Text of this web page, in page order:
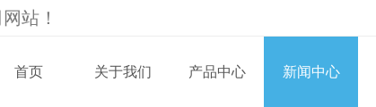
网站！
首页 关于我们 产品中心 新闻中心